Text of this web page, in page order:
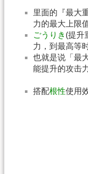
里面的『最大
力的最大上限值
ごうりき (提升
力，到最高等
也就是说「最
能提升的攻击
搭配根性使用